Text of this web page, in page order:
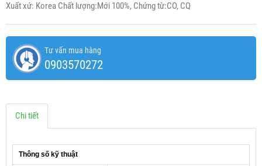
Xuất xứ: Korea Chất lượng:Mới 100%, Chứng từ:CO, CQ
Tư vấn mua hàng
0903570272
Chi tiết
Thông số kỹ thuật